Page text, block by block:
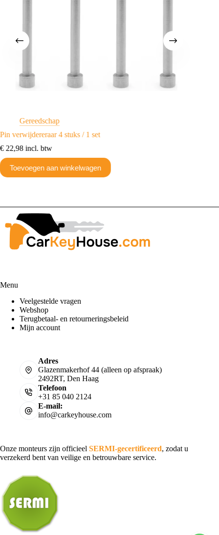
Gereedschap
Pin verwijdereraar 4 stuks / 1 set
€ 22,98 incl. btw
Toevoegen aan winkelwagen
Menu
Veelgestelde vragen
Webshop
Terugbetaal- en retourneringsbeleid
Mijn account
Adres
Glazenmakerhof 44 (alleen op afspraak)
2492RT, Den Haag
Telefoon
+31 85 040 2124
E-mail:
info@carkeyhouse.com
Onze monteurs zijn officieel SERMI-gecertificeerd, zodat u
verzekerd bent van veilige en betrouwbare service.